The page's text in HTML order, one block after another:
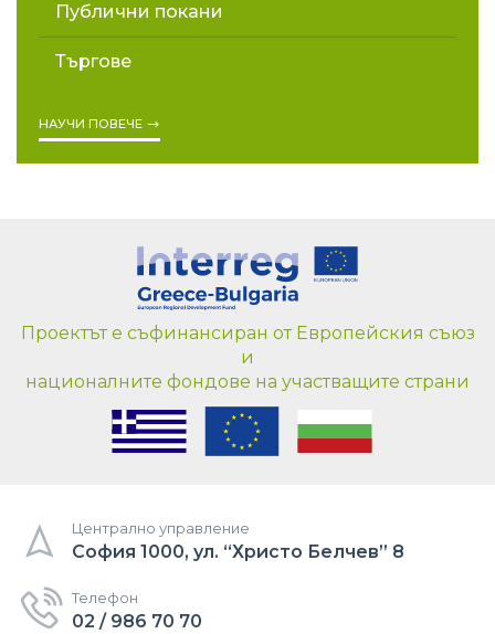
Публични покани
Търгове
НАУЧИ ПОВЕЧЕ
Проектът е съфинансиран от Европейския съюз
и
националните фондове на участващите страни
Централно управление
София 1000, ул. “Христо Белчев” 8
Телефон
02 / 986 70 70